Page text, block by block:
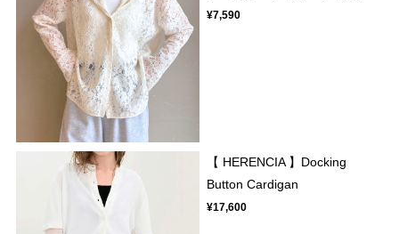
¥7,590
【 HERENCIA 】Docking
Button Cardigan
¥17,600